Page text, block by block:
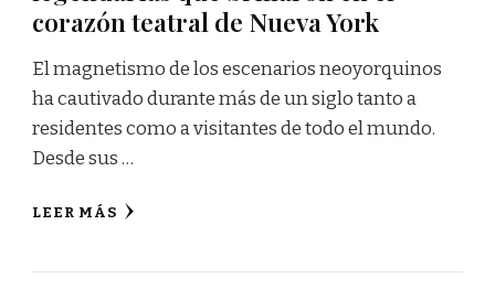
corazón teatral de Nueva York
El magnetismo de los escenarios neoyorquinos
ha cautivado durante más de un siglo tanto a
residentes como a visitantes de todo el mundo.
Desde sus …
LEER MÁS